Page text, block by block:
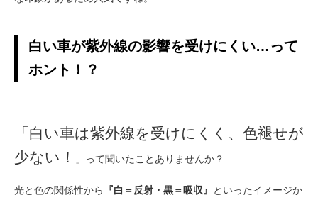
白い車が紫外線の影響を受けにくい…って
ホント！？
「白い車は紫外線を受けにくく、色褪せが
少ない！
」って聞いたことありませんか？
光と色の関係性から 『白＝反射・黒＝吸収』
といったイメージか